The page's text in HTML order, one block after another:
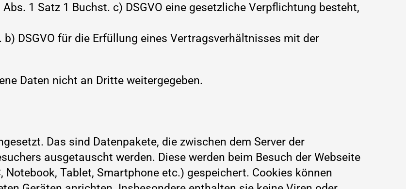
1 Satz 1 Buchst. c) DSGVO eine gesetzliche Verpflichtung besteht,
DSGVO für die Erfüllung eines Vertragsverhältnisses mit der
Daten nicht an Dritte weitergegeben.
Das sind Datenpakete, die zwischen dem Server der
ausgetauscht werden. Diese werden beim Besuch der Webseite
Notebook, Tablet, Smartphone etc.) gespeichert. Cookies können